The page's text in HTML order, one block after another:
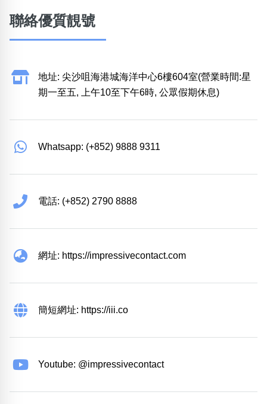
聯絡優質靚號
地址: 尖沙咀海港城海洋中心6樓604室(營業時間:星
期一至五, 上午10至下午6時, 公眾假期休息)
Whatsapp: (+852) 9888 9311
電話: (+852) 2790 8888
網址: https://impressivecontact.com
簡短網址: https://iii.co
Youtube: @impressivecontact